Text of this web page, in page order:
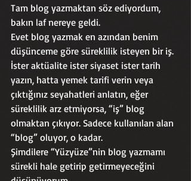
Tam blog yazmaktan söz ediyordum,
bakın laf nereye geldi.
Evet blog yazmak en azından benim
düşünceme göre süreklilik isteyen bir iş.
İster aktüalite ister siyaset ister tarih
yazın, hatta yemek tarifi verin veya
çıktığınız seyahatleri anlatın, eğer
süreklilik arz etmiyorsa, “iş” blog
olmaktan çıkıyor. Sadece kullanılan alan
“blog” oluyor, o kadar.
Şimdilere “Yüzyüze”nin blog yazmamı
sürekli hale getirip getirmeyeceğini